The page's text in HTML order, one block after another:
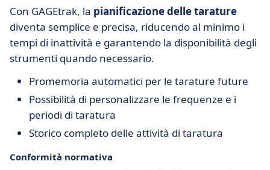
Con GAGEtrak, la pianificazione delle tarature
diventa semplice e precisa, riducendo al minimo i
tempi di inattività e garantendo la disponibilità degli
strumenti quando necessario.
Promemoria automatici per le tarature future
Possibilità di personalizzare le frequenze e i
periodi di taratura
Storico completo delle attività di taratura
Conformità normativa